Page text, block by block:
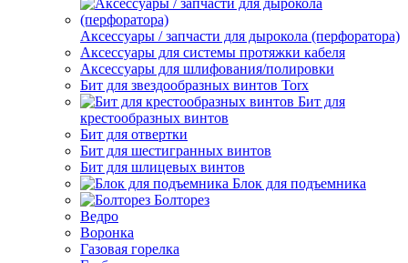
Аксессуары / запчасти для дырокола (перфоратора)
Аксессуары для системы протяжки кабеля
Аксессуары для шлифования/полировки
Бит для звездообразных винтов Torx
Бит для
крестообразных винтов
Бит для отвертки
Бит для шестигранных винтов
Бит для шлицевых винтов
Блок для подъемника
Болторез
Ведро
Воронка
Газовая горелка